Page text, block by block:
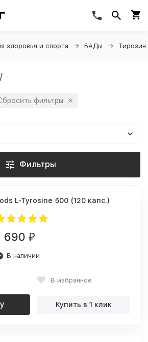
здоровья и спорта БАДы Тирозин
фильтры
Фильтры
L-Tyrosine 500 (120 капс.)
690 ₽
В наличии
В избранное
Купить в 1 клик